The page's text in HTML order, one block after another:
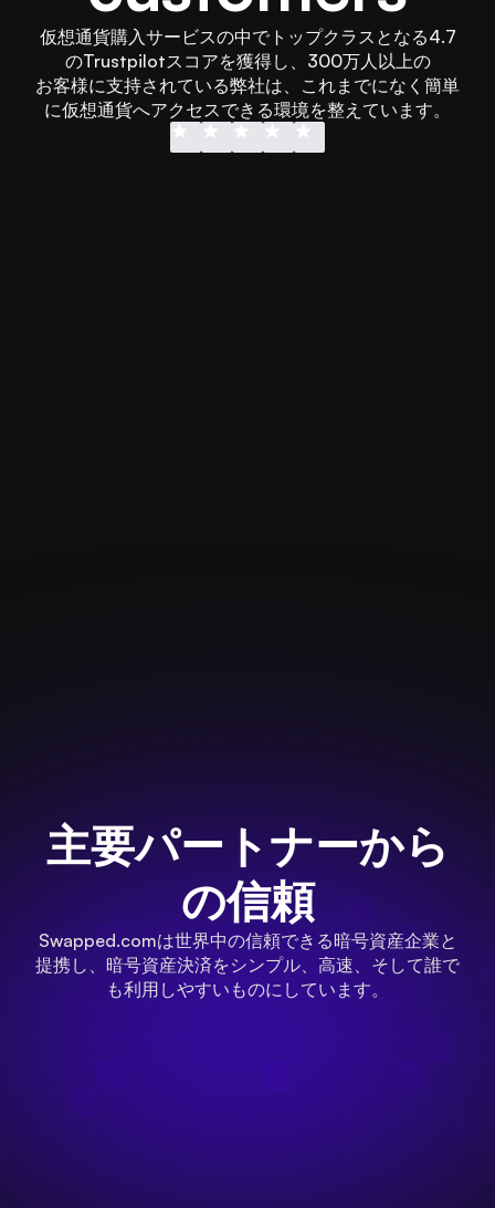
仮想通貨購入サービスの中でトップクラスとなる4.7
のTrustpilotスコアを獲得し、300万人以上の
お客様に支持されている弊社は、これまでになく簡単
に仮想通貨へアクセスできる環境を整えています。
主要パートナーから
の信頼
Swapped.comは世界中の信頼できる暗号資産企業と
提携し、暗号資産決済をシンプル、高速、そして誰で
も利用しやすいものにしています。